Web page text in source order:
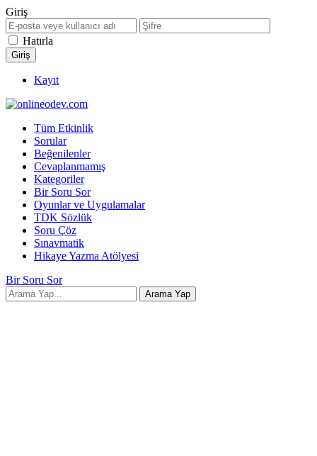
Giriş
Hatırla
Kayıt
Tüm Etkinlik
Sorular
Beğenilenler
Cevaplanmamış
Kategoriler
Bir Soru Sor
Oyunlar ve Uygulamalar
TDK Sözlük
Soru Çöz
Sınavmatik
Hikaye Yazma Atölyesi
Bir Soru Sor